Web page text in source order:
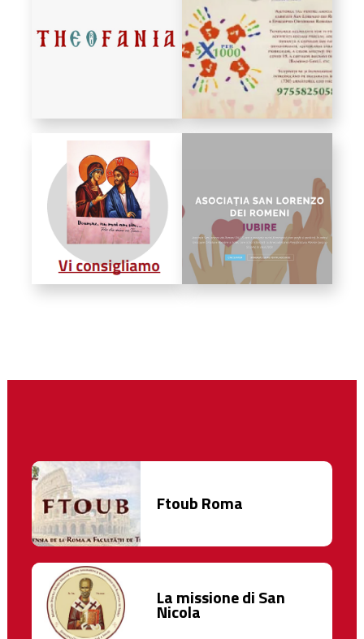
CSDE
Cuvântul Episcopului
Lectura Lunii
Prezentarea
Parohiilor
CONTACT
Ftoub Roma
La missione di San
Nicola